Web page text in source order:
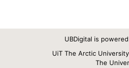
UBDigital is
UiT The Arctic
The